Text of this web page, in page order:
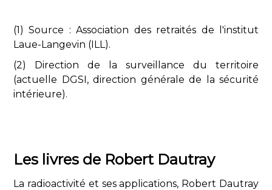
(1) Source : Association des retraités de l'institut
Laue-Langevin (ILL).
(2) Direction de la surveillance du territoire
(actuelle DGSI, direction générale de la sécurité
intérieure).
Les livres de Robert Dautray
La radioactivité et ses applications, Robert Dautray